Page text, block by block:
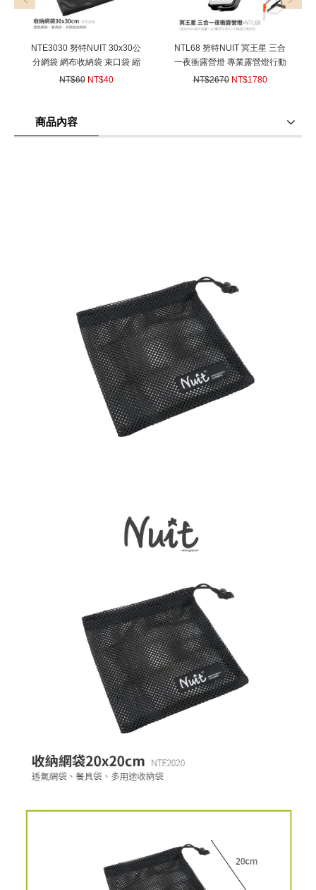
NTE3030 努特NUIT 30x30公
分網袋 網布收納袋 束口袋 縮
口袋 杯子收納袋 裝備袋 透氣
NT$60 NT$40
NTL68 努特NUIT 冥王星 三合
一夜衝露營燈 專業露營燈行動
電源 1500流明 攝影補光燈
衝帳篷
NT$2670 NT$1780
商品內容